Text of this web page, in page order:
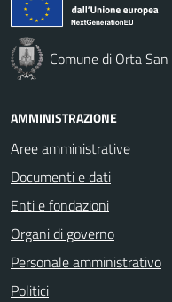
Comune di Orta San
AMMINISTRAZIONE
Aree amministrative
Documenti e dati
Enti e fondazioni
Organi di governo
Personale amministrativo
Politici